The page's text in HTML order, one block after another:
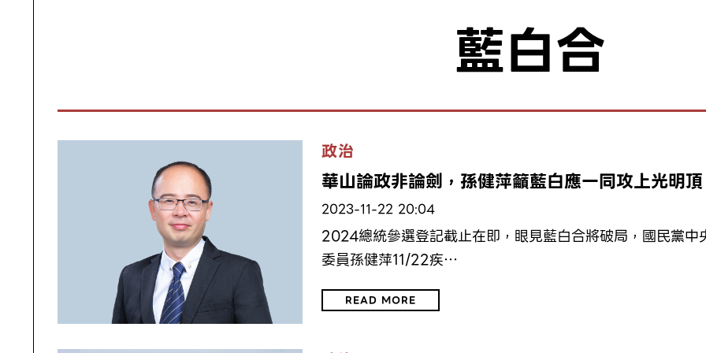
藍白合
政治
華山論政非論劍，孫健萍籲藍白應一同攻上光明頂
2023-11-22 20:04
2024總統參選登記截止在即，眼見藍白合將破局，國民黨中
委員孫健萍11/22疾…
READ MORE